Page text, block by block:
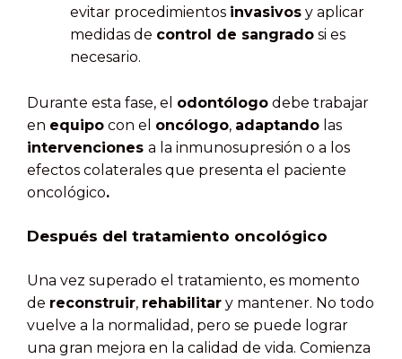
evitar procedimientos invasivos y aplicar
medidas de control de sangrado si es
necesario.
Durante esta fase, el odontólogo debe trabajar
en equipo con el oncólogo, adaptando las
intervenciones a la inmunosupresión o a los
efectos colaterales que presenta el paciente
oncológico.
Después del tratamiento oncológico
Una vez superado el tratamiento, es momento
de reconstruir, rehabilitar y mantener. No todo
vuelve a la normalidad, pero se puede lograr
una gran mejora en la calidad de vida. Comienza